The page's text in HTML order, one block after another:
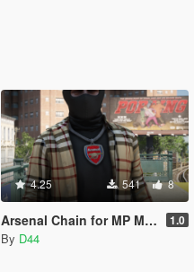
4.25 541 8
Arsenal Chain for MP Male 1.0
By D44